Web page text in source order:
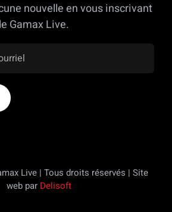
nouvelle en vous inscrivant
Gamax Live.
Live | Tous droits réservés | Site
web par Delisoft